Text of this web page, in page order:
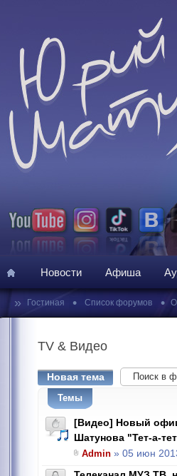
Новости Афиша
» Гостиная • Список форумов •
TV & Видео
Новая тема
Темы
[Видео] Новый
Шатунова "Тет-а-
Admin » 05 июн